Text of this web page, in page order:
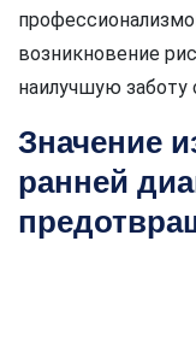
возникновение
наилучшую заботу
Значение
ранней